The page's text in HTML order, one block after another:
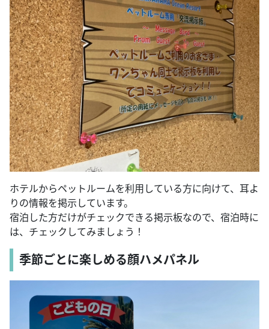
ホテルからペットルームを利用している方に向けて、耳よ
りの情報を掲示しています。
宿泊した方だけがチェックできる掲示板なので、宿泊時に
は、チェックしてみましょう！
季節ごとに楽しめる顔ハメパネル